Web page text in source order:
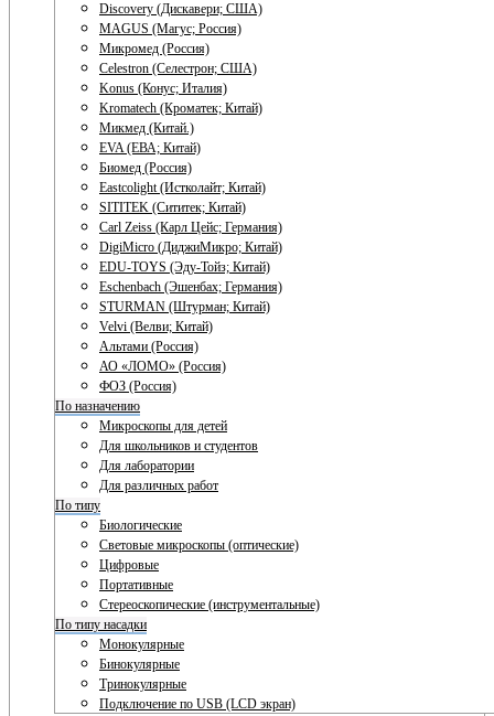
Discovery (Дискавери; США)
MAGUS (Магус; Россия)
Микромед (Россия)
Celestron (Селестрон; США)
Konus (Конус; Италия)
Kromatech (Кроматек; Китай)
Микмед (Китай.)
EVA (ЕВА; Китай)
Биомед (Россия)
Eastcolight (Истколайт; Китай)
SITITEK (Сититек; Китай)
Carl Zeiss (Карл Цейс; Германия)
DigiMicro (ДиджиМикро; Китай)
EDU-TOYS (Эду-Тойз; Китай)
Eschenbach (Эшенбах; Германия)
STURMAN (Штурман; Китай)
Velvi (Велви; Китай)
Альтами (Россия)
АО «ЛОМО» (Россия)
ФОЗ (Россия)
По назначению
Микроскопы для детей
Для школьников и студентов
Для лаборатории
Для различных работ
По типу
Биологические
Световые микроскопы (оптические)
Цифровые
Портативные
Стереоскопические (инструментальные)
По типу насадки
Монокулярные
Бинокулярные
Тринокулярные
Подключение по USB (LCD экран)